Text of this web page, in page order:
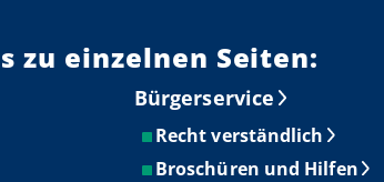
zu einzelnen Seiten:
Bürgerservice
Recht verständlich
Broschüren und Hilfen